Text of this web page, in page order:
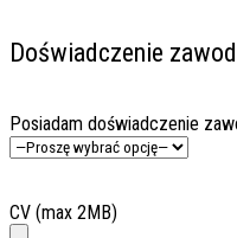
Doświadczenie
Posiadam doświadczenie
CV (max 2MB)